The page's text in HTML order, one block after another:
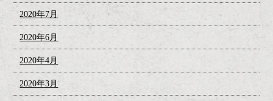
2020年7月
2020年6月
2020年4月
2020年3月